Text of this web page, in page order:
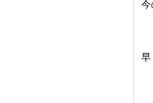
今
早